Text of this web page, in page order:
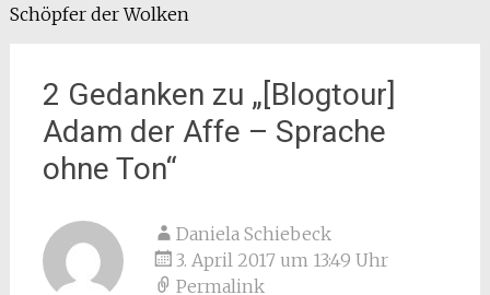
Schöpfer der Wolken
2 Gedanken zu „[Blogtour]
Adam der Affe – Sprache
ohne Ton“
Daniela Schiebeck
3. April 2017 um 13:49 Uhr
Permalink